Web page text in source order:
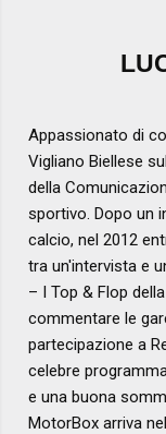
Appassionato di
Vigliano Biellese
della
sportivo. Dopo un
calcio, nel 2012
tra un'intervista e
– I Top & Flop
commentare le
partecipazione a
celebre
e una buona
MotorBox arriva